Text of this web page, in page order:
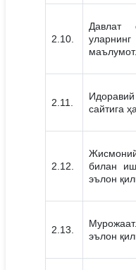
2.10.
Давлат
2.11.
сайтига
2.12.
билан
эълон
2.13.
эълон